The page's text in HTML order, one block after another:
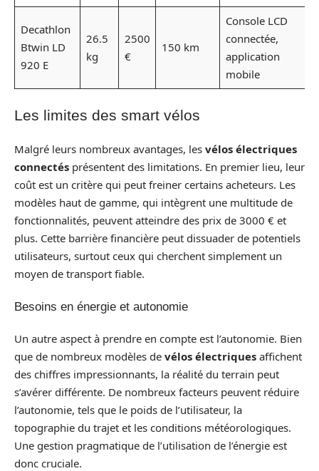
Decathlon
Btwin LD
920 E
26.5
kg
2500
€
150 km
Console LCD
connectée,
application
mobile
Les limites des smart vélos
Malgré leurs nombreux avantages, les vélos électriques
connectés présentent des limitations. En premier lieu, leur
coût est un critère qui peut freiner certains acheteurs. Les
modèles haut de gamme, qui intègrent une multitude de
fonctionnalités, peuvent atteindre des prix de 3000 € et
plus. Cette barrière financière peut dissuader de potentiels
utilisateurs, surtout ceux qui cherchent simplement un
moyen de transport fiable.
Besoins en énergie et autonomie
Un autre aspect à prendre en compte est l’autonomie. Bien
que de nombreux modèles de vélos électriques affichent
des chiffres impressionnants, la réalité du terrain peut
s’avérer différente. De nombreux facteurs peuvent réduire
l’autonomie, tels que le poids de l’utilisateur, la
topographie du trajet et les conditions météorologiques.
Une gestion pragmatique de l’utilisation de l’énergie est
donc cruciale.